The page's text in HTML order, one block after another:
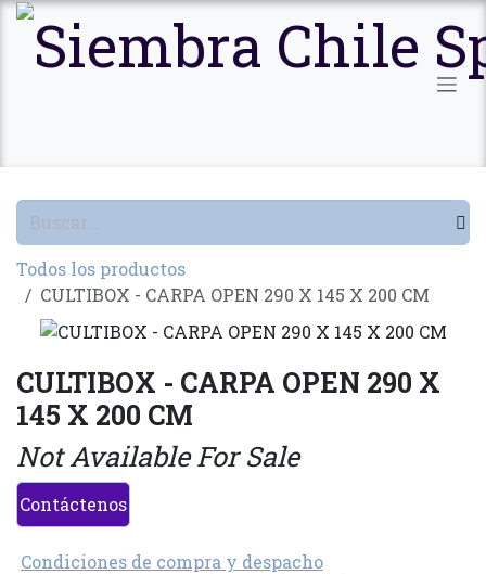
Ir al contenido
Todos los productos
CULTIBOX - CARPA OPEN 290 X 145 X 200 CM
CULTIBOX - CARPA OPEN 290 X
145 X 200 CM
Not Available For Sale
Contáctenos
Condiciones de compra y despacho